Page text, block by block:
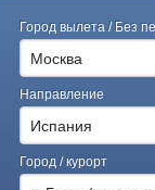
Город вылета / Без
Направление
Город / курорт